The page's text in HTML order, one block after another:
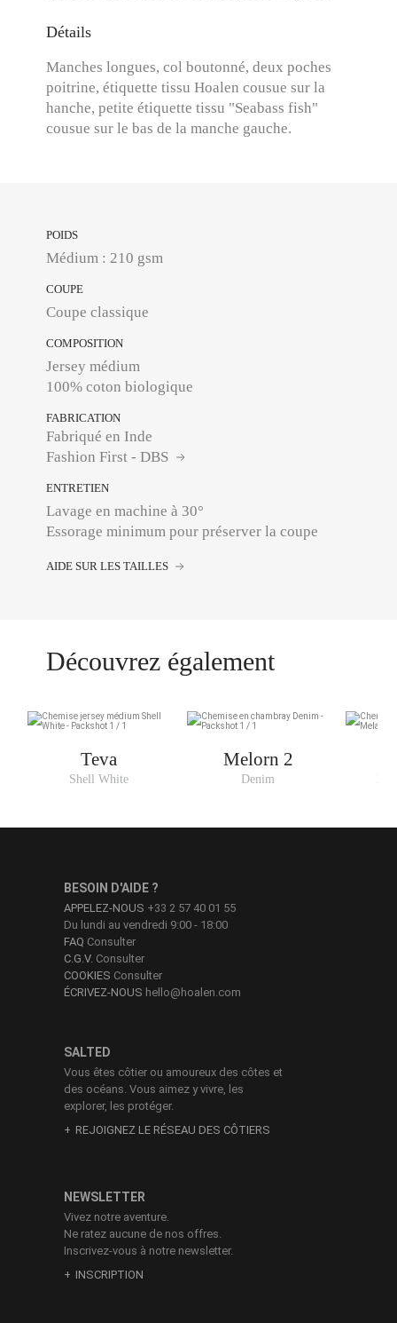
Détails
Manches longues, col boutonné, deux poches
poitrine, étiquette tissu Hoalen cousue sur la
hanche, petite étiquette tissu "Seabass fish"
cousue sur le bas de la manche gauche.
POIDS
Médium : 210 gsm
COUPE
Coupe classique
COMPOSITION
Jersey médium
100% coton biologique
FABRICATION
Fabriqué en Inde
Fashion First - DBS
ENTRETIEN
Lavage en machine à 30°
Essorage minimum pour préserver la coupe
AIDE SUR LES TAILLES
Découvrez également
Teva
Shell White
Melorn 2
Denim
SALTED
Vous êtes côtier ou amoureux des côtes et
des océans. Vous aimez y vivre, les
explorer, les protéger.
REJOIGNEZ LE RÉSEAU DES CÔTIERS
BESOIN D'AIDE ?
APPELEZ-NOUS +33 2 57 40 01 55
Du lundi au vendredi 9:00 - 18:00
FAQ Consulter
C.G.V. Consulter
COOKIES Consulter
ÉCRIVEZ-NOUS hello@hoalen.com
NEWSLETTER
Vivez notre aventure.
Ne ratez aucune de nos offres.
Inscrivez-vous à notre newsletter.
INSCRIPTION